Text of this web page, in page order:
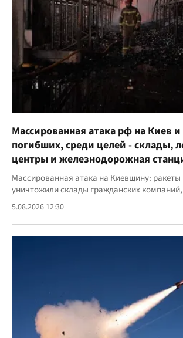
Массированная атака рф на Киев и
погибших, среди целей - склады,
центры и железнодорожная
Массированная атака на Киевщину:
уничтожили склады гражданских
5.08.2026 12:30